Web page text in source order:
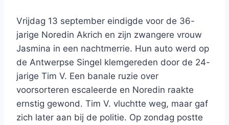
Vrijdag 13 september eindigde voor de 36-
jarige Noredin Akrich en zijn zwangere vrouw
Jasmina in een nachtmerrie. Hun auto werd op
de Antwerpse Singel klemgereden door de 24-
jarige Tim V. Een banale ruzie over
voorsorteren escaleerde en Noredin raakte
ernstig gewond. Tim V. vluchtte weg, maar gaf
zich later aan bij de politie. Op zondag postte